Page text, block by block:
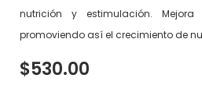
nutrición y estimulación.
promoviendo así el crecimiento de
$530.00